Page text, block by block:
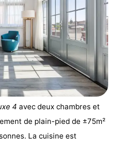
4 avec deux chambres et
de plain-pied de ±75m²
La cuisine est